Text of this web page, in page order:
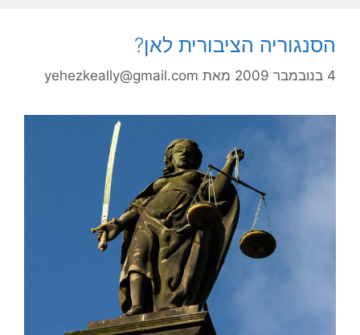
הסנגוריה הציבורית לאן?
4 בנובמבר 2009 מאת yehezkeally@gmail.com